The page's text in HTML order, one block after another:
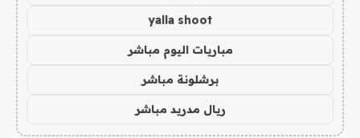
yalla shoot
مباريات اليوم مباشر
برشلونة مباشر
ريال مدريد مباشر